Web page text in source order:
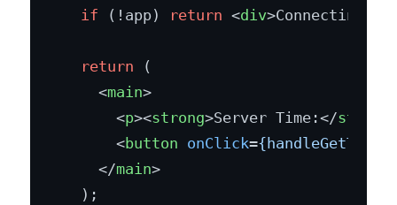
if (!app) return <div>Connecting...
return (
<main>
<p><strong>Server Time:</strong
<button onClick={handleGetTime}
</main>
  );